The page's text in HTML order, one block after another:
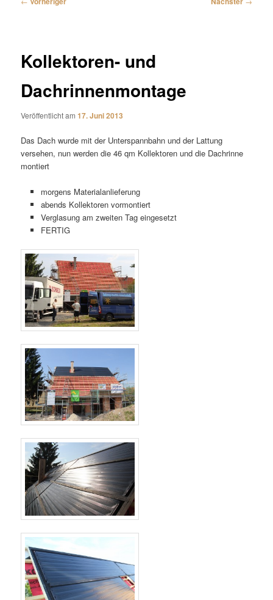
Kollektoren- und
Dachrinnenmontage
Veröffentlicht am17. Juni 2013
Das Dach wurde mit der Unterspannbahn und der Lattung
versehen, nun werden die 46 qm Kollektoren und die Dachrinne
montiert
morgens Materialanlieferung
abends Kollektoren vormontiert
Verglasung am zweiten Tag eingesetzt
FERTIG